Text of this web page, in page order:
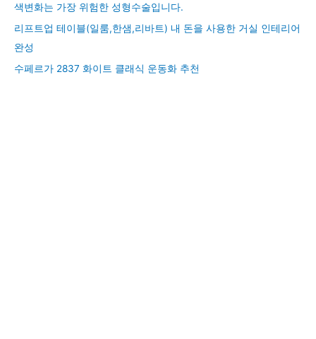
색변화는 가장 위험한 성형수술입니다.
리프트업 테이블(일룸,한샘,리바트) 내 돈을 사용한 거실 인테리어
완성
수페르가 2837 화이트 클래식 운동화 추천